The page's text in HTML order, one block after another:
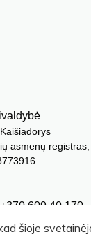
asmenų registras,
609 40 170
šioje